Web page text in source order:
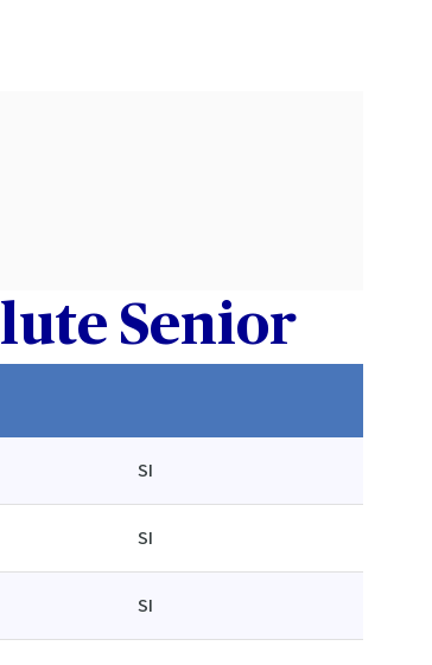
Senior
SI
SI
SI